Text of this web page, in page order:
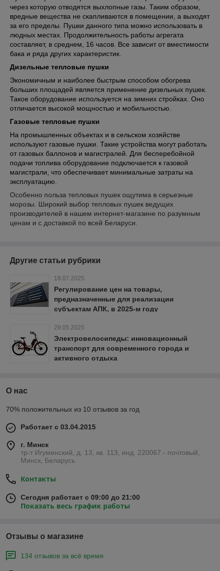
через которую отводятся выхлопные газы. Таким образом,
вредные вещества не скапливаются в помещении, а выходят
за его пределы. Пушки данного типа можно использовать в
людных местах. Продолжительность работы агрегата
составляет, в среднем, 16 часов. Все зависит от вместимости
бака и ряда других характеристик.
Дизельные тепловые пушки
Экономичным и наиболее быстрым способом обогрева
больших площадей является применение дизельных пушек.
Такое оборудование используется на зимних стройках. Оно
отличается высокой мощностью и мобильностью.
Газовые тепловые пушки
На промышленных объектах и в сельском хозяйстве
используют газовые пушки. Такие устройства могут работать
от газовых баллонов и магистралей. Для бесперебойной
подачи топлива оборудование подключается к газовой
магистрали, что обеспечивает минимальные затраты на
эксплуатацию.
Особенно польза тепловых пушек ощутима в серьезные
морозы. Широкий выбор тепловых пушек ведущих
производителей в нашем интернет-магазине по разумным
ценам и с доставкой по всей Беларуси.
Другие статьи рубрики
18.07.2025
Регулирование цен на товары,
предназначенные для реализации
субъектам АПК, в 2025-м году
29.05.2025
Электровелосипеды: инновационный
транспорт для современного города и
активного отдыха
О нас
70% положительных из 10 отзывов за год
Работает с 03.04.2015
г. Минск
тр-т Игуменский, д. 13, кв. 113, инд. 220067 - почтовый,
Минск, Беларусь
Контакты
Сегодня работает с 09:00 до 21:00
Показать весь график работы
Отзывы о магазине
134 отзывов за всё время